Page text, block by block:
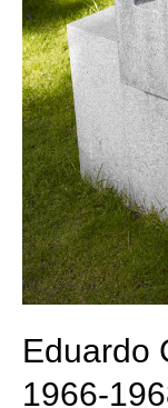
Eduardo
1966-